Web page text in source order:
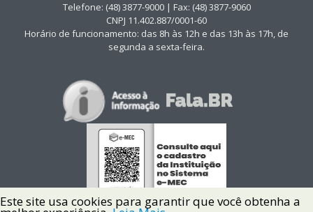
Telefone: (48) 3877-9000 | Fax: (48) 3877-9060
CNPJ 11.402.887/0001-60
Horário de funcionamento: das 8h às 12h e das 13h às 17h, de
segunda a sexta-feira.
Este site usa cookies para garantir que você obtenha a